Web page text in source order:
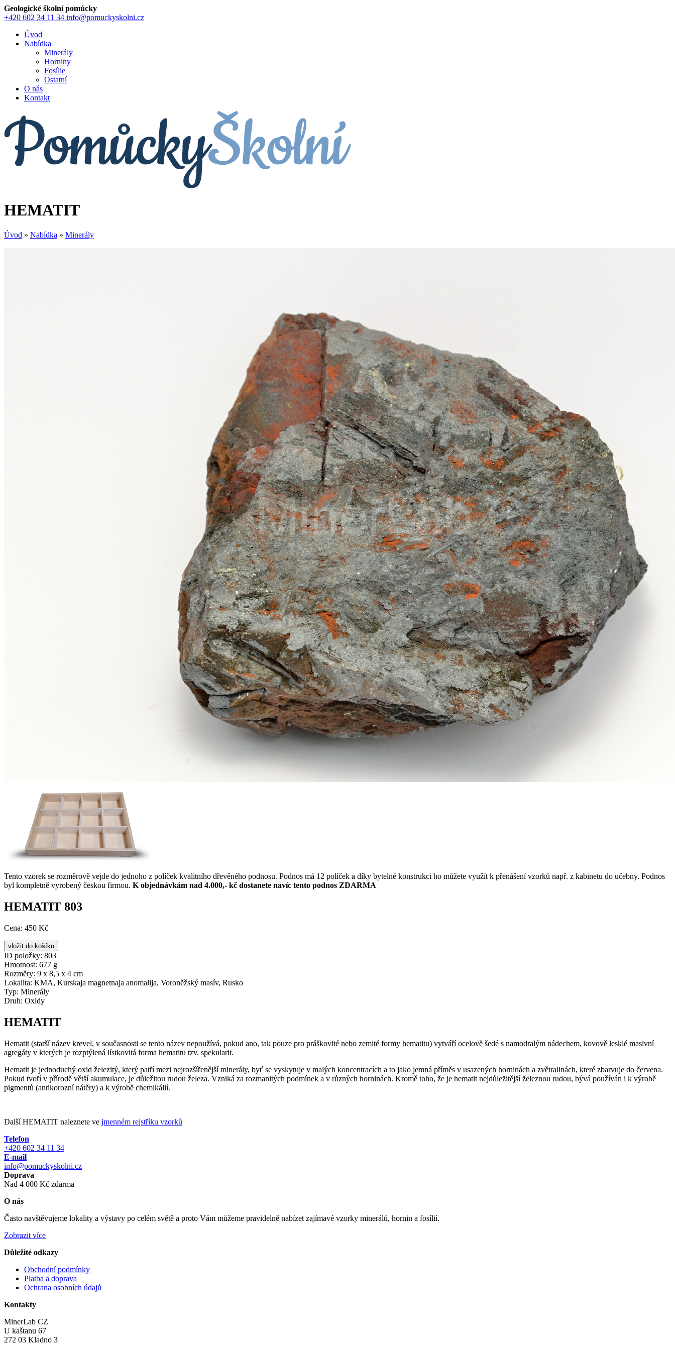
Geologické školní pomůcky
+420 602 34 11 34 info@pomuckyskolni.cz
Úvod
Nabídka
Minerály
Horniny
Fosílie
Ostatní
O nás
Kontakt
HEMATIT
Úvod » Nabídka » Minerály
Tento vzorek se rozměrově vejde do jednoho z políček kvalitního dřevěného podnosu. Podnos má 12 políček a díky bytelné konstrukci ho můžete využít k přenášení vzorků např. z kabinetu do učebny. Podnos
byl kompletně vyrobený českou firmou. K objednávkám nad 4.000,- kč dostanete navíc tento podnos ZDARMA
HEMATIT 803
Cena: 450 Kč
ID položky: 803
Hmotnost: 677 g
Rozměry: 9 x 8,5 x 4 cm
Lokalita: KMA, Kurskaja magnetnaja anomalija, Voroněžský masív, Rusko
Typ: Minerály
Druh: Oxidy
HEMATIT
Hematit (starší název krevel, v současnosti se tento název nepoužívá, pokud ano, tak pouze pro práškovité nebo zemité formy hematitu) vytváří ocelově šedé s namodralým nádechem, kovově lesklé masivní
agregáty v kterých je rozptýlená lístkovitá forma hematitu tzv. spekularit.
Hematit je jednoduchý oxid železitý, který patří mezi nejrozšířenější minerály, byť se vyskytuje v malých koncentracích a to jako jemná příměs v usazených horninách a zvětralinách, které zbarvuje do červena.
Pokud tvoří v přírodě větší akumulace, je důležitou rudou železa. Vzniká za rozmanitých podmínek a v různých horninách. Kromě toho, že je hematit nejdůležitější železnou rudou, bývá používán i k výrobě
pigmentů (antikorozní nátěry) a k výrobě chemikálií.
Další HEMATIT naleznete ve jmenném rejstříku vzorků
Telefon
+420 602 34 11 34
E-mail
info@pomuckyskolni.cz
Doprava
Nad 4 000 Kč zdarma
O nás
Často navštěvujeme lokality a výstavy po celém světě a proto Vám můžeme pravidelně nabízet zajímavé vzorky minerálů, hornin a fosílií.
Zobrazit více
Důležité odkazy
Obchodní podmínky
Platba a doprava
Ochrana osobních údajů
Kontakty
MinerLab CZ
U kaštanu 67
272 03 Kladno 3